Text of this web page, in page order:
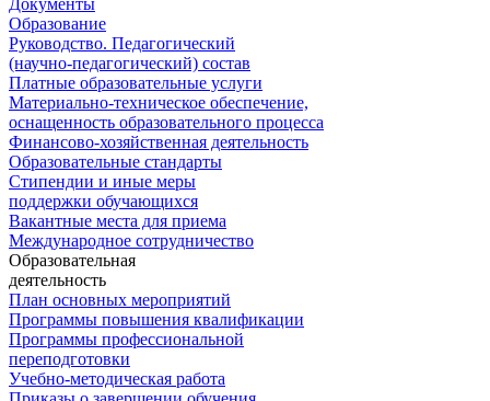
Документы
Образование
Руководство. Педагогический
(научно-педагогический) состав
Платные образовательные услуги
Материально-техническое обеспечение,
оснащенность образовательного процесса
Финансово-хозяйственная деятельность
Образовательные стандарты
Стипендии и иные меры
поддержки обучающихся
Вакантные места для приема
Международное сотрудничество
Образовательная
деятельность
План основных мероприятий
Программы повышения квалификации
Программы профессиональной
переподготовки
Учебно-методическая работа